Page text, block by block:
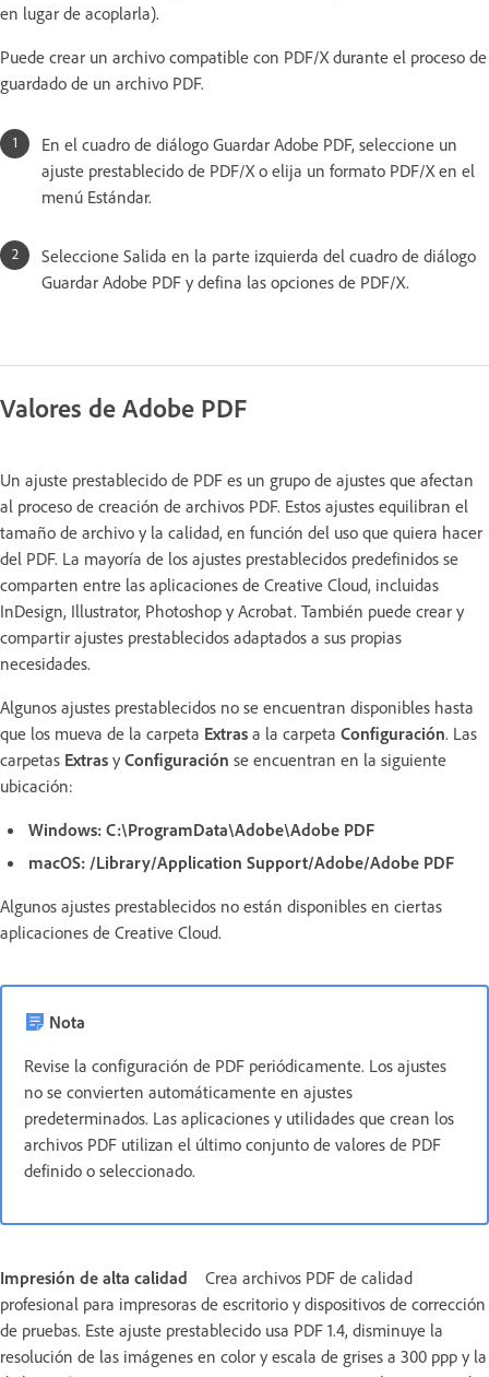
en lugar de acoplarla).
Puede crear un archivo compatible con PDF/X durante el proceso de
guardado de un archivo PDF.
En el cuadro de diálogo Guardar Adobe PDF, seleccione un
ajuste prestablecido de PDF/X o elija un formato PDF/X en el
menú Estándar.
Seleccione Salida en la parte izquierda del cuadro de diálogo
Guardar Adobe PDF y defina las opciones de PDF/X.
Valores de Adobe PDF
Un ajuste prestablecido de PDF es un grupo de ajustes que afectan
al proceso de creación de archivos PDF. Estos ajustes equilibran el
tamaño de archivo y la calidad, en función del uso que quiera hacer
del PDF. La mayoría de los ajustes prestablecidos predefinidos se
comparten entre las aplicaciones de Creative Cloud, incluidas
InDesign, Illustrator, Photoshop y Acrobat. También puede crear y
compartir ajustes prestablecidos adaptados a sus propias
necesidades.
Algunos ajustes prestablecidos no se encuentran disponibles hasta
que los mueva de la carpeta Extras a la carpeta Configuración. Las
carpetas Extras y Configuración se encuentran en la siguiente
ubicación:
Windows: C:\ProgramData\Adobe\Adobe PDF
macOS: /Library/Application Support/Adobe/Adobe PDF
Algunos ajustes prestablecidos no están disponibles en ciertas
aplicaciones de Creative Cloud.
Nota
Revise la configuración de PDF periódicamente. Los ajustes
no se convierten automáticamente en ajustes
predeterminados. Las aplicaciones y utilidades que crean los
archivos PDF utilizan el último conjunto de valores de PDF
definido o seleccionado.
Impresión de alta calidad
Crea archivos PDF de calidad
profesional para impresoras de escritorio y dispositivos de corrección
de pruebas. Este ajuste prestablecido usa PDF 1.4, disminuye la
resolución de las imágenes en color y escala de grises a 300 ppp y la